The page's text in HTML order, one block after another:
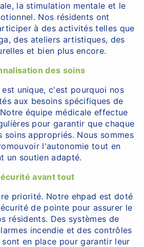
la stimulation mentale et le
Nos résidents ont
à des activités telles que
des ateliers artistiques, des
et bien plus encore.
des soins
unique, c'est pourquoi nos
aux besoins spécifiques de
équipe médicale effectue
pour garantir que chaque
soins appropriés. Nous sommes
l'autonomie tout en
un soutien adapté.
avant tout
priorité. Notre ehpad est doté
de pointe pour assurer le
résidents. Des systèmes de
incendie et des contrôles
en place pour garantir leur